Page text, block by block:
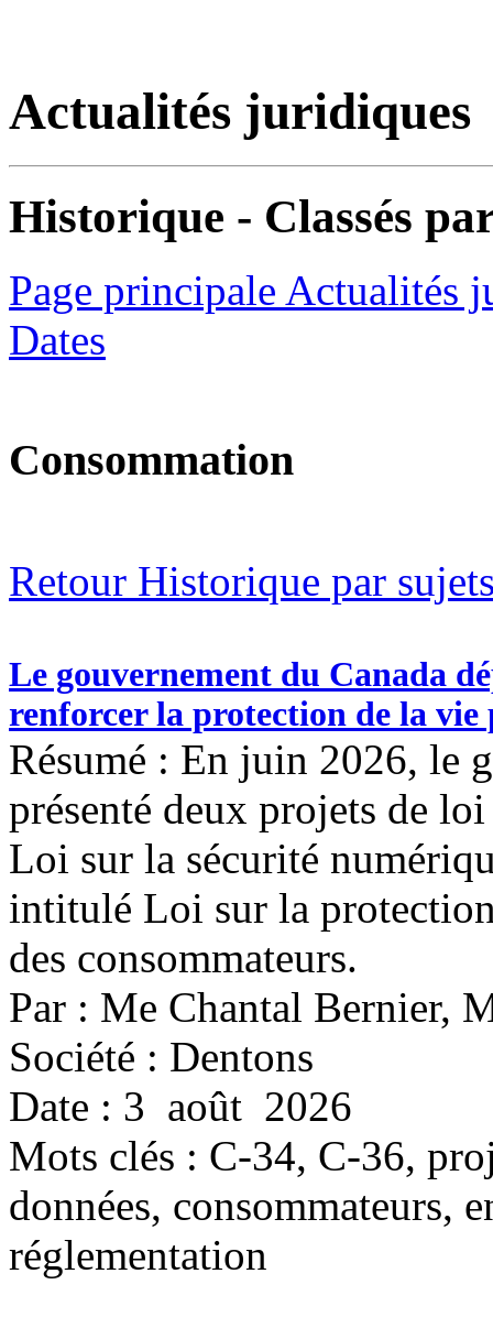
Actualités juridiques
Historique - Classés
Page principale Actualités
Dates
Consommation
Retour Historique par
Le gouvernement du Canada
renforcer la protection de la
Résumé : En juin 2026, le
présenté deux projets de
Loi sur la sécurité
intitulé Loi sur la
des consommateurs.
Par : Me Chantal Bernier,
Société : Dentons
Date : 3 août 2026
Mots clés : C-34, C-36,
données, consommateurs,
réglementation